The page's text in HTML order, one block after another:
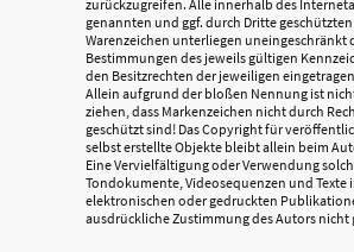
zurückzugreifen. Alle innerhalb des
genannten und ggf. durch Dritte
Warenzeichen unterliegen uneingeschränkt
Bestimmungen des jeweils gültigen
den Besitzrechten der jeweiligen
Allein aufgrund der bloßen Nennung ist
ziehen, dass Markenzeichen nicht durch
geschützt sind! Das Copyright für
selbst erstellte Objekte bleibt allein beim
Eine Vervielfältigung oder Verwendung
Tondokumente, Videosequenzen und Texte
elektronischen oder gedruckten
ausdrückliche Zustimmung des Autors nicht